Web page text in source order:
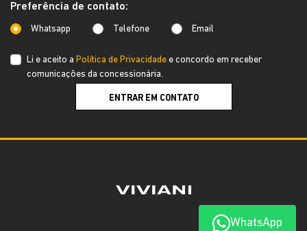
Preferência de contato:
Whatsapp Telefone Email
Li e aceito a Política de Privacidade e concordo em receber
comunicações da concessionária.
ENTRAR EM CONTATO
WhatsApp